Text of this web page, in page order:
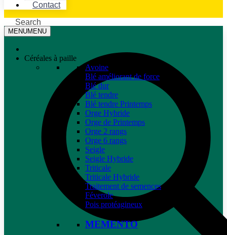
Contact
Search
MENUMENU
Céréales à paille
Avoine
Blé améliorant de force
Blé dur
Blé tendre
Blé tendre Printemps
Orge Hybride
Orge de Printemps
Orge 2 rangs
Orge 6 rangs
Seigle
Seigle Hybride
Triticale
Triticale Hybride
Traitement de semences
Féverole
Pois protéagineux
MEMENTO